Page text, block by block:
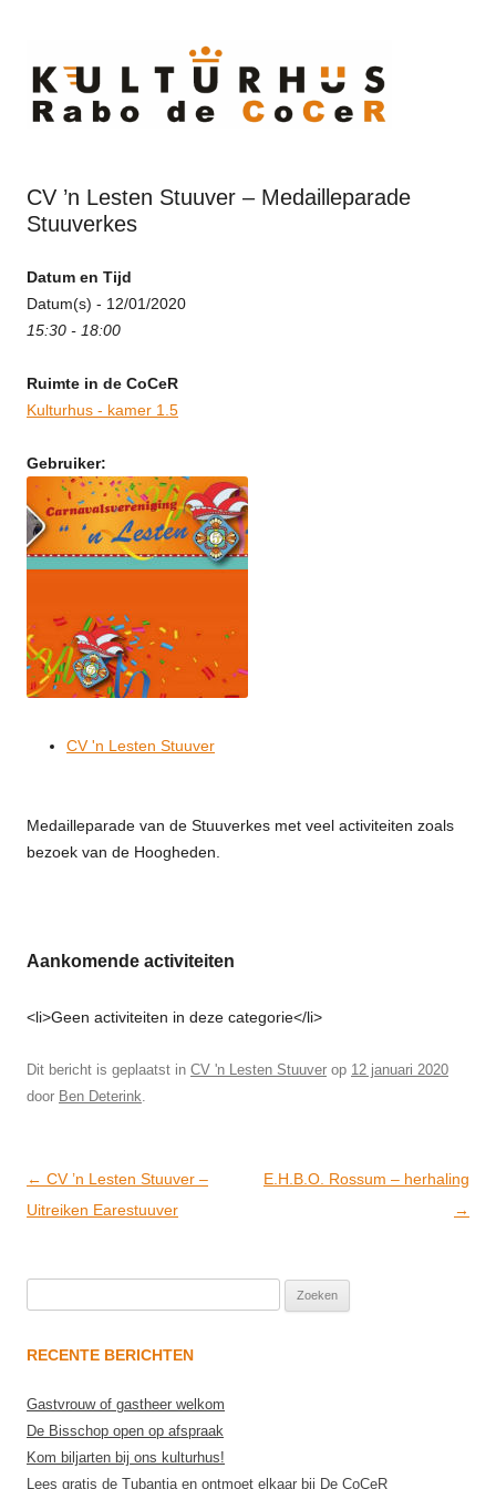
CV ’n Lesten Stuuver – Medailleparade
Stuuverkes
Datum en Tijd
Datum(s) - 12/01/2020
15:30 - 18:00
Ruimte in de CoCeR
Kulturhus - kamer 1.5
Gebruiker:
CV 'n Lesten Stuuver
Medailleparade van de Stuuverkes met veel activiteiten zoals
bezoek van de Hoogheden.
Aankomende activiteiten
<li>Geen activiteiten in deze categorie</li>
Dit bericht is geplaatst in CV 'n Lesten Stuuver op 12 januari 2020
door Ben Deterink
Post
navigation
← CV ’n Lesten Stuuver –
Uitreiken Earestuuver
E.H.B.O. Rossum – herhaling
→
RECENTE BERICHTEN
Gastvrouw of gastheer welkom
De Bisschop open op afspraak
Kom biljarten bij ons kulturhus!
Lees gratis de Tubantia en ontmoet elkaar bij De CoCeR